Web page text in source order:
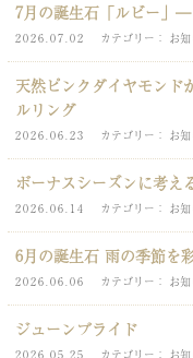
7月の誕生石「ルビー」
2026.07.02 カテゴリー お
天然ピンクダイヤモンド
ルリング
2026.06.23 カテゴリー お
ボーナスシーズンに考え
2026.06.14 カテゴリー お
6月の誕生石 雨の季節を
2026.06.06 カテゴリー お
ジューンブライド
2026.05.25 カテゴリー お